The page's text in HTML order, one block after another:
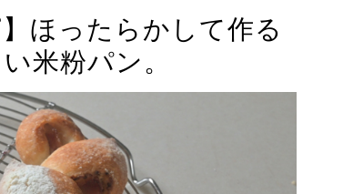
ほったらかして作る
米粉パン。